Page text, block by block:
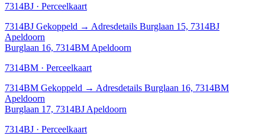
7314BJ · Perceelkaart
7314BJ Gekoppeld → Adresdetails Burglaan 15, 7314BJ
Apeldoorn
Burglaan 16, 7314BM Apeldoorn
7314BM · Perceelkaart
7314BM Gekoppeld → Adresdetails Burglaan 16, 7314BM
Apeldoorn
Burglaan 17, 7314BJ Apeldoorn
7314BJ · Perceelkaart